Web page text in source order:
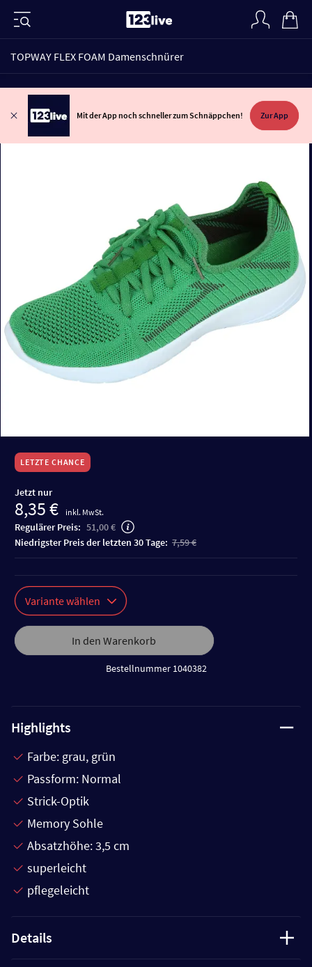
TOPWAY FLEX FOAM Damenschnürer
Mit der App noch schneller zum Schnäppchen! Zur App
LETZTE CHANCE
Jetzt nur
8,35 € inkl. MwSt.
Regulärer Preis: 51,00 €
niedrigster Preis der letzten 30 Tage: 7,59 €
Variante wählen
In den Warenkorb
Bestellnummer 1040382
Highlights
Farbe: grau, grün
Passform: Normal
Strick-Optik
Memory Sohle
Absatzhöhe: 3,5 cm
superleicht
pflegeleicht
Details